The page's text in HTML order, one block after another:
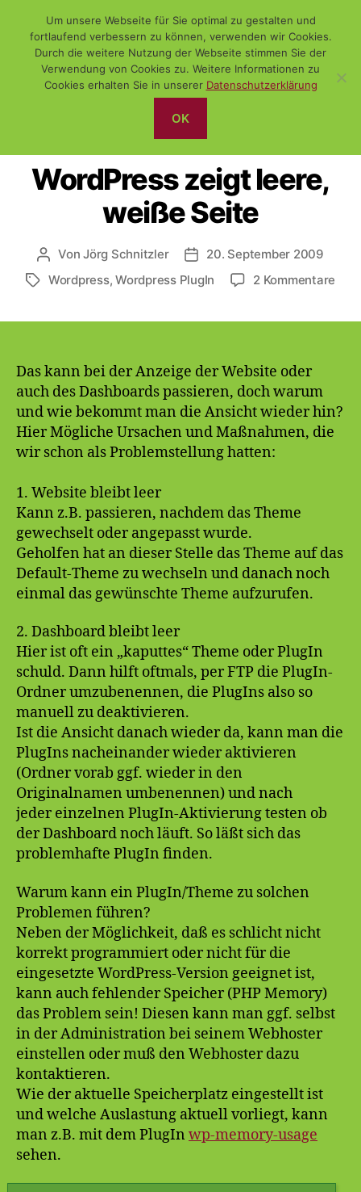
WiSch
Kategorien
(FREE-) SOFTWARE DAS NETZ
WordPress zeigt leere,
weiße Seite
Beitragsautor
VonJörg Schnitzler Veröffentlichungsdatum
20. September 2009
Schlagwörter
Wordpress,Wordpress PlugIn 2 Kommentare
Das kann bei der Anzeige der Website oder
auch des Dashboards passieren, doch warum
und wie bekommt man die Ansicht wieder hin?
Hier Mögliche Ursachen und Maßnahmen, die
wir schon als Problemstellung hatten:
1. Website bleibt leer
Kann z.B. passieren, nachdem das Theme
gewechselt oder angepasst wurde.
Geholfen hat an dieser Stelle das Theme auf das
Default-Theme zu wechseln und danach noch
einmal das gewünschte Theme aufzurufen.
2. Dashboard bleibt leer
Hier ist oft ein „kaputtes“ Theme oder PlugIn
schuld. Dann hilft oftmals, per FTP die PlugIn-
Ordner umzubenennen, die PlugIns also so
manuell zu deaktivieren.
Ist die Ansicht danach wieder da, kann man die
PlugIns nacheinander wieder aktivieren
(Ordner vorab ggf. wieder in den
Originalnamen umbenennen) und nach
jeder einzelnen PlugIn-Aktivierung testen ob
der Dashboard noch läuft. So läßt sich das
problemhafte PlugIn finden.
Warum kann ein PlugIn/Theme zu solchen
Problemen führen?
Neben der Möglichkeit, daß es schlicht nicht
korrekt programmiert oder nicht für die
eingesetzte WordPress-Version geeignet ist,
kann auch fehlender Speicher (PHP Memory)
das Problem sein! Diesen kann man ggf. selbst
in der Administration bei seinem Webhoster
einstellen oder muß den Webhoster dazu
kontaktieren.
Wie der aktuelle Speicherplatz eingestellt ist
und welche Auslastung aktuell vorliegt, kann
man z.B. mit dem PlugIn wp-memory-usage
sehen.
Um unsere Webseite für Sie optimal zu gestalten und
fortlaufend verbessern zu können, verwenden wir Cookies.
Durch die weitere Nutzung der Webseite stimmen Sie der
Verwendung von Cookies zu. Weitere Informationen zu
Cookies erhalten Sie in unserer Datenschutzerklärung
OK